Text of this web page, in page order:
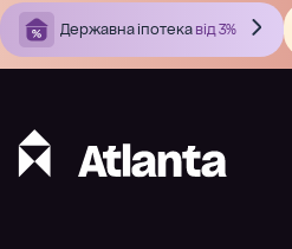
Державна іпотека від 3%